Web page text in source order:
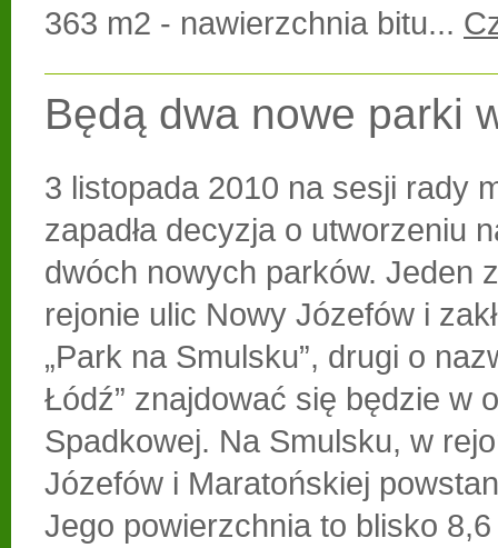
363 m2 - nawierzchnia bitu...
Będą dwa nowe parki
3 listopada 2010 na sesji rady
zapadła decyzja o utworzeniu
dwóch nowych parków. Jeden
rejonie ulic Nowy Józefów i
„Park na Smulsku”, drugi o
Łódź” znajdować się będzie w
Spadkowej. Na Smulsku, w
Józefów i Maratońskiej
Jego powierzchnia to blisko